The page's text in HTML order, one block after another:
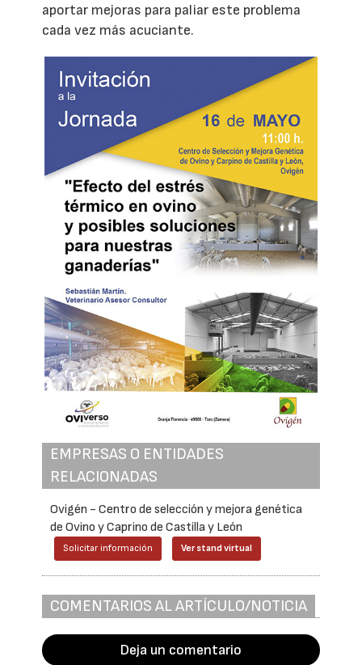
aportar mejoras para paliar este problema
cada vez más acuciante.
EMPRESAS O ENTIDADES
RELACIONADAS
Ovigén - Centro de selección y mejora genética
de Ovino y Caprino de Castilla y León
Solicitar información Ver stand virtual
COMENTARIOS AL ARTÍCULO/NOTICIA
Deja un comentario